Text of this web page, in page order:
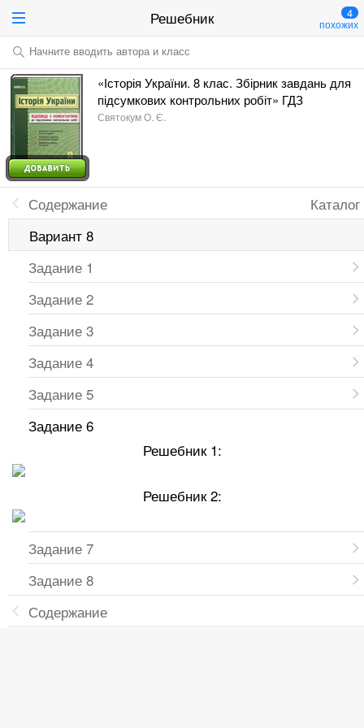
Решебник 4
похожих
Начните вводить автора и класс
«Історія України. 8 клас. Збірник завдань для
підсумкових контрольних робіт» ГДЗ
Святокум О. Є.
Каталог
Содержание
Вариант 8
Задание 1
Задание 2
Задание 3
Задание 4
Задание 5
Задание 6
Решебник 1:
Решебник 2:
Задание 7
Задание 8
Содержание